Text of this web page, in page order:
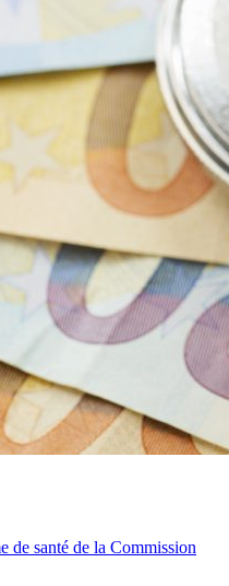
de santé de la Commission